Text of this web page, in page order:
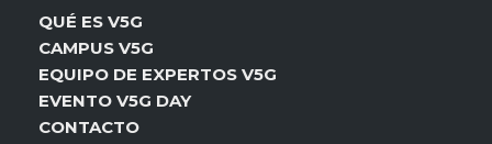
QUÉ ES V5G
CAMPUS V5G
EQUIPO DE EXPERTOS V5G
EVENTO V5G DAY
CONTACTO